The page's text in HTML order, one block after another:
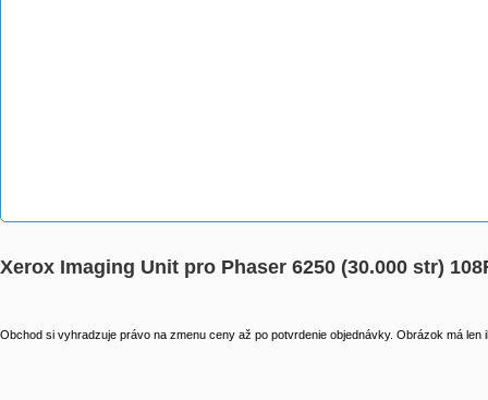
Xerox Imaging Unit pro Phaser 6250 (30.000 str)
Obchod si vyhradzuje právo na zmenu ceny až po potvrdenie objednávky. Obrázok má len